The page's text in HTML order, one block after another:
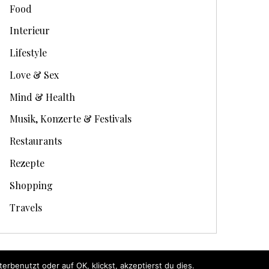
Food
Interieur
Lifestyle
Love & Sex
Mind & Health
Musik, Konzerte & Festivals
Restaurants
Rezepte
Shopping
Travels
oder auf OK, klickst, akzeptierst du dies.